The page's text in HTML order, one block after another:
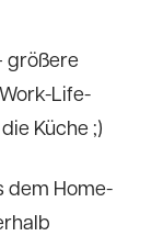
größere
Life-
Küche ;)
dem Home-